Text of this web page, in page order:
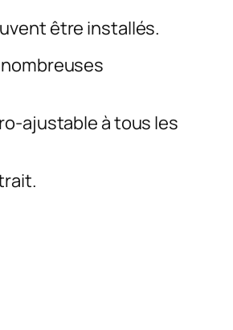
être installés.
ajustable à tous les